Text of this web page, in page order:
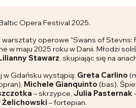
Opera Festival 2025.
operowe "Swans of Stevns:
w maju 2025 roku w Danii. Młodzi
Stawarz, skupiając się na
Gdańsku wystąpią: Greta Carlino
Michele Gianquinto (bas).
– skrzypce, Julia Pasternak
– fortepian.